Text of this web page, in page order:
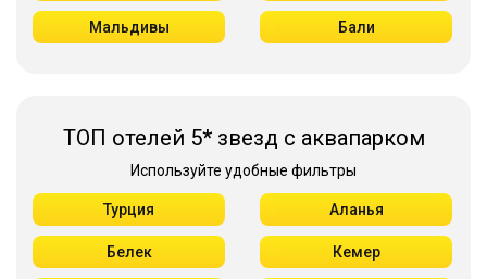
Мальдивы Бали
ТОП отелей 5* звезд с аквапарком
Используйте удобные фильтры
Турция Аланья
Белек Кемер